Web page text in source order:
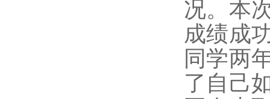
况。本
成绩成
同学两
了自己